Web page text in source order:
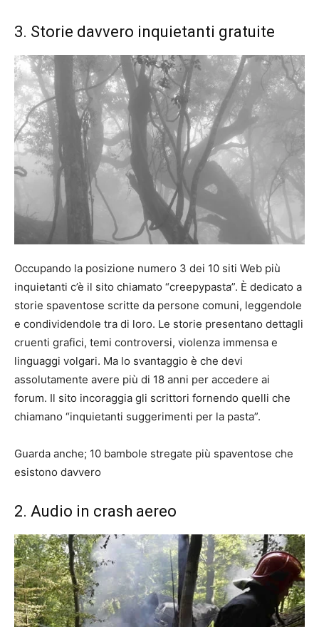
3. Storie davvero inquietanti gratuite
Occupando la posizione numero 3 dei 10 siti Web più
inquietanti c’è il sito chiamato “creepypasta”. È dedicato a
storie spaventose scritte da persone comuni, leggendole
e condividendole tra di loro. Le storie presentano dettagli
cruenti grafici, temi controversi, violenza immensa e
linguaggi volgari. Ma lo svantaggio è che devi
assolutamente avere più di 18 anni per accedere ai
forum. Il sito incoraggia gli scrittori fornendo quelli che
chiamano “inquietanti suggerimenti per la pasta”.
Guarda anche; 10 bambole stregate più spaventose che
esistono davvero
2. Audio in crash aereo